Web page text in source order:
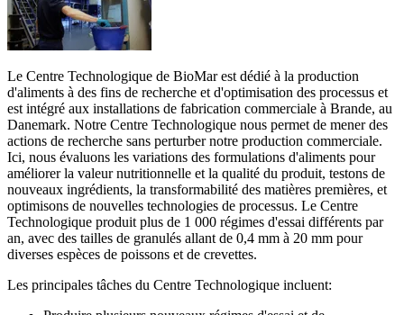
Le Centre Technologique de BioMar est dédié à la production
d'aliments à des fins de recherche et d'optimisation des processus et
est intégré aux installations de fabrication commerciale à Brande, au
Danemark. Notre Centre Technologique nous permet de mener des
actions de recherche sans perturber notre production commerciale.
Ici, nous évaluons les variations des formulations d'aliments pour
améliorer la valeur nutritionnelle et la qualité du produit, testons de
nouveaux ingrédients, la transformabilité des matières premières, et
optimisons de nouvelles technologies de processus. Le Centre
Technologique produit plus de 1 000 régimes d'essai différents par
an, avec des tailles de granulés allant de 0,4 mm à 20 mm pour
diverses espèces de poissons et de crevettes.
Les principales tâches du Centre Technologique incluent: